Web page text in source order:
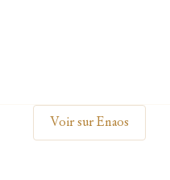
Voir sur Enaos